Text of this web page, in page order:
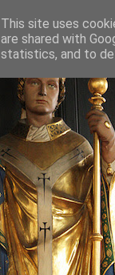
This site uses
are shared with
statistics, and to